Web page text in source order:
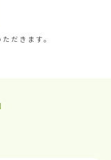
だきます。